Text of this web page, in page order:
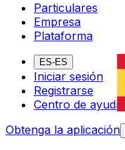
Particulares
Empresa
Plataforma
ES-ES
Iniciar sesión
Registrarse
Centro de ayuda
Obtenga la aplicación